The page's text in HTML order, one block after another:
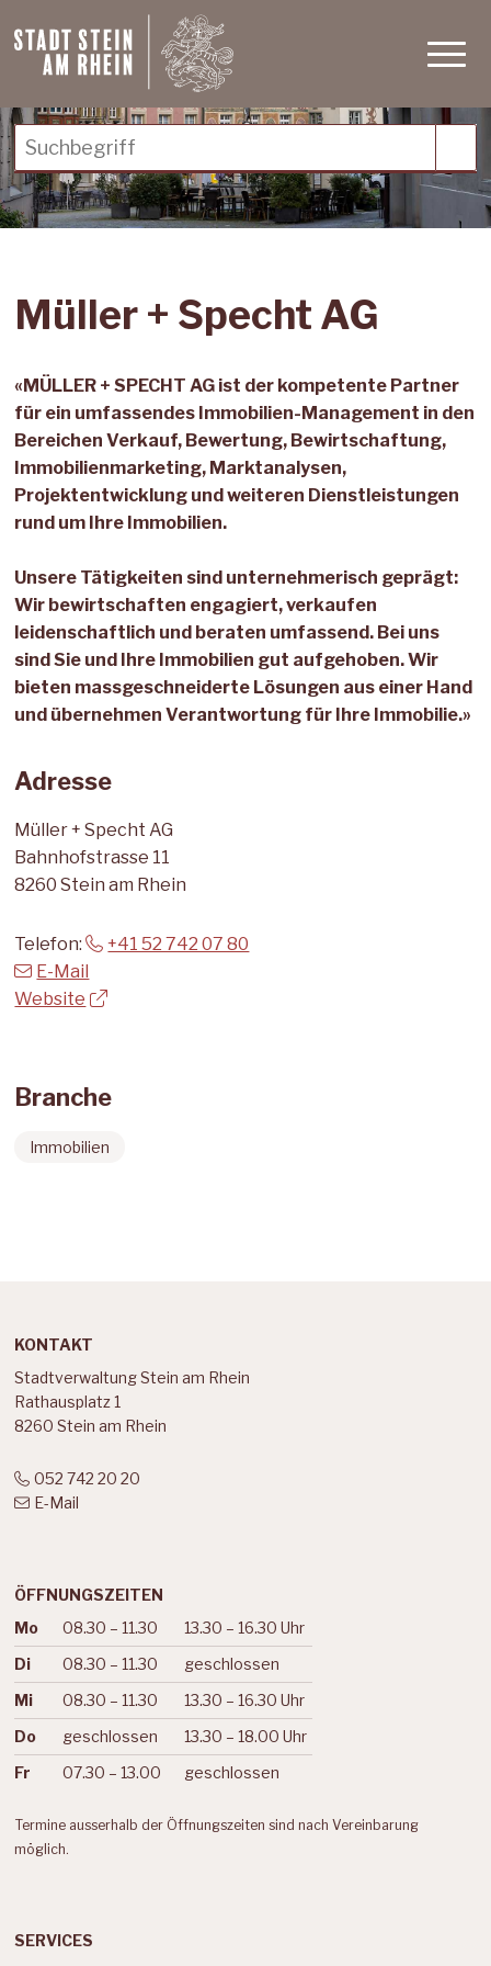
Navigieren in Stein am
Schnellnavigation
Suchbegriff
Müller + Specht AG
«MÜLLER + SPECHT AG ist der kompetente Partner
für ein umfassendes Immobilien-Management in den
Bereichen Verkauf, Bewertung, Bewirtschaftung,
Immobilienmarketing, Marktanalysen,
Projektentwicklung und weiteren Dienstleistungen
rund um Ihre Immobilien.
Unsere Tätigkeiten sind unternehmerisch geprägt:
Wir bewirtschaften engagiert, verkaufen
leidenschaftlich und beraten umfassend. Bei uns
sind Sie und Ihre Immobilien gut aufgehoben. Wir
bieten massgeschneiderte Lösungen aus einer Hand
und übernehmen Verantwortung für Ihre Immobilie.»
Adresse
Müller + Specht AG
Bahnhofstrasse 11
8260 Stein am Rhein
Telefon:
+41 52 742 07 80
E-Mail
Website
Branche
Immobilien
KONTAKT
Stadtverwaltung Stein am Rhein
Rathausplatz 1
8260 Stein am Rhein
052 742 20 20
E-Mail
ÖFFNUNGSZEITEN
Wochentag Vormittag Nachmittag
Mo 08.30 – 11.30
13.30 – 16.30 Uhr
Di
08.30 – 11.30
geschlossen
Mi
08.30 – 11.30
13.30 – 16.30 Uhr
Do
geschlossen
13.30 – 18.00 Uhr
Fr
07.30 – 13.00 geschlossen
Termine ausserhalb der Öffnungszeiten sind nach Vereinbarung
möglich.
SERVICES